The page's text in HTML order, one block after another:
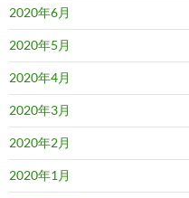
2020年6月
2020年5月
2020年4月
2020年3月
2020年2月
2020年1月